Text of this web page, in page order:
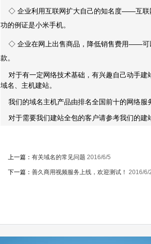
◇ 企业利用互联网扩大自己的知名度——互联
功的例证是小米手机。
◇ 企业在网上出售商品，降低销售费用——可
款。
对于有一定网络技术基础，有兴趣自己动手建
域名、主机建站。
我们的域名主机产品由排名全国前十的网络服
对于需要我们建站全包的客户请参考我们的建
上一篇： 有关域名的常见问题 2016/6/5
下一篇： 善久商用视频服务上线，欢迎测试！ 2016/6/